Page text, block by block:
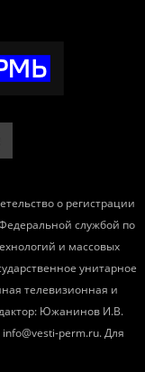
о регистрации
службой по
и массовых
унитарное
телевизионная и
Южанинов И.В.
perm.ru. Для